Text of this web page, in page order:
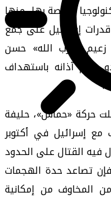
الخاصة بها، منها
إسرائيل على جمع
زعيم «حزب الله» حسن
وصم آذانه باستهداف
حركة «حماس»، حليفة
إسرائيل في أكتوبر
فيه القتال على الحدود
فإن تصاعد حدة الهجمات
المخاوف من إمكانية